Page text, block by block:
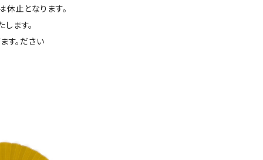
止となります。
します。
す。ださい